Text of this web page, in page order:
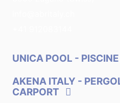
UNICA POOL - PISCINE
AKENA ITALY -
CARPORT